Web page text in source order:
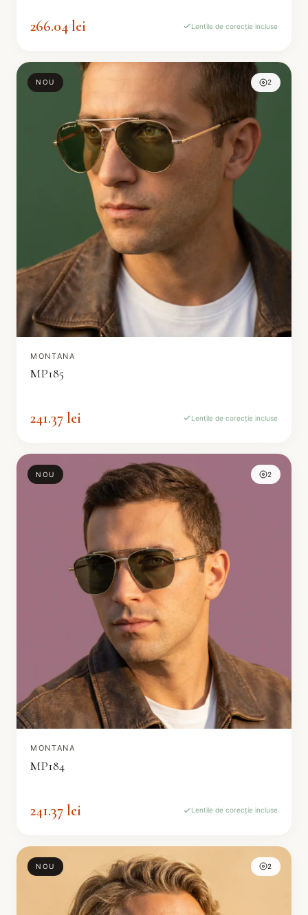
266.04 lei Lentile de corecție incluse
NOU 2
MONTANA
MP185
241.37 lei Lentile de corecție incluse
NOU 2
MONTANA
MP184
241.37 lei Lentile de corecție incluse
NOU 2